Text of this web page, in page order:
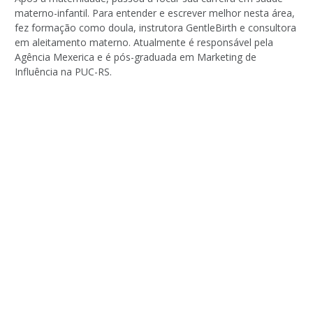
materno-infantil. Para entender e escrever melhor nesta área,
fez formação como doula, instrutora GentleBirth e consultora
em aleitamento materno. Atualmente é responsável pela
Agência Mexerica e é pós-graduada em Marketing de
Influência na PUC-RS.